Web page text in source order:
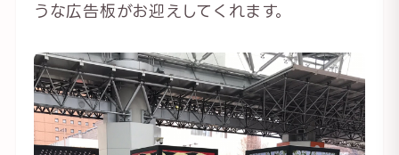
うな広告板がお迎えしてくれます。